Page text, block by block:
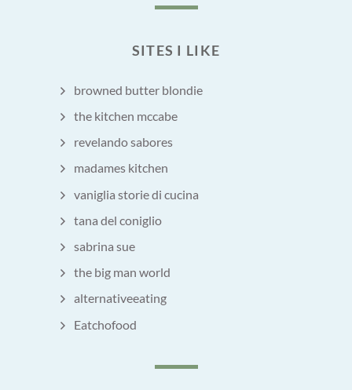
SITES I LIKE
browned butter blondie
the kitchen mccabe
revelando sabores
madames kitchen
vaniglia storie di cucina
tana del coniglio
sabrina sue
the big man world
alternativeeating
Eatchofood